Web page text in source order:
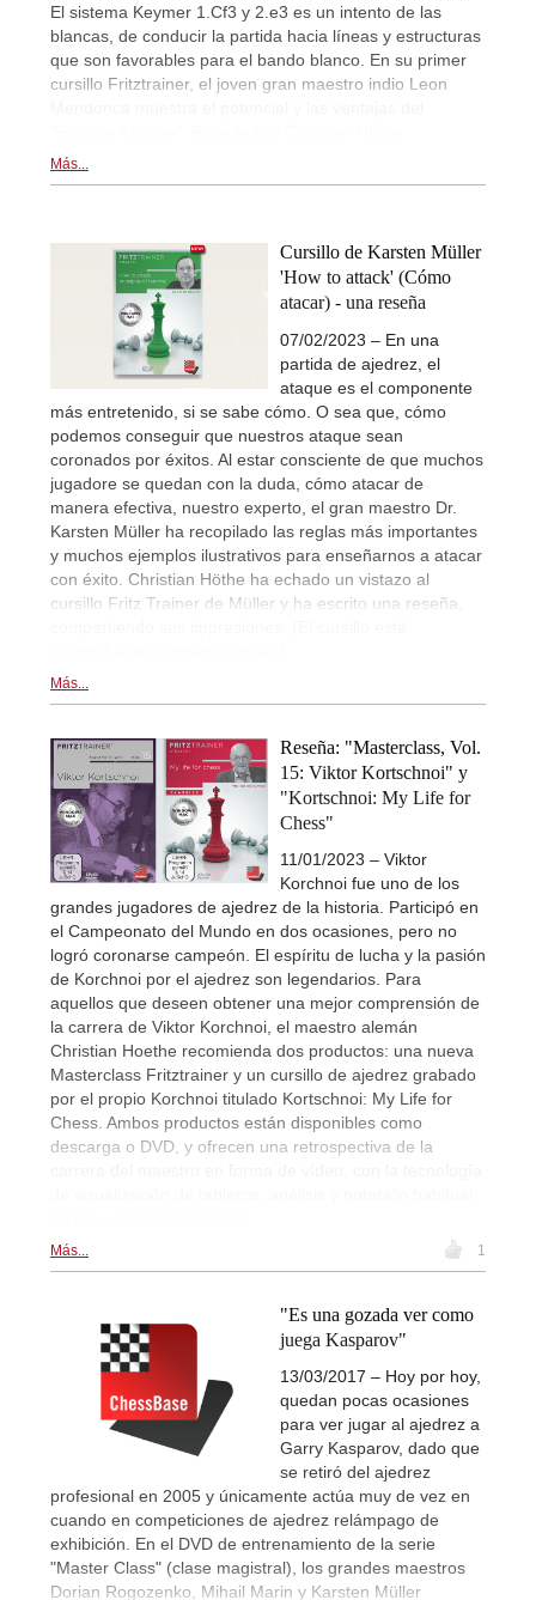
El sistema Keymer 1.Cf3 y 2.e3 es un intento de las
blancas, de conducir la partida hacia líneas y estructuras
que son favorables para el bando blanco. En su primer
cursillo Fritztrainer, el joven gran maestro indio Leon
Más...
Cursillo de Karsten Müller
'How to attack' (Cómo
atacar) - una reseña
07/02/2023 – En una
partida de ajedrez, el
ataque es el componente
más entretenido, si se sabe cómo. O sea que, cómo
podemos conseguir que nuestros ataque sean
coronados por éxitos. Al estar consciente de que muchos
jugadore se quedan con la duda, cómo atacar de
manera efectiva, nuestro experto, el gran maestro Dr.
Karsten Müller ha recopilado las reglas más importantes
y muchos ejemplos ilustrativos para enseñarnos a atacar
con éxito. Christian Höthe ha echado un vistazo al
cursillo Fritz Trainer de Müller y ha escrito una reseña,
Más...
Reseña: "Masterclass, Vol.
15: Viktor Kortschnoi" y
"Kortschnoi: My Life for
Chess"
11/01/2023 – Viktor
Korchnoi fue uno de los
grandes jugadores de ajedrez de la historia. Participó en
el Campeonato del Mundo en dos ocasiones, pero no
logró coronarse campeón. El espíritu de lucha y la pasión
de Korchnoi por el ajedrez son legendarios. Para
aquellos que deseen obtener una mejor comprensión de
la carrera de Viktor Korchnoi, el maestro alemán
Christian Hoethe recomienda dos productos: una nueva
Masterclass Fritztrainer y un cursillo de ajedrez grabado
por el propio Korchnoi titulado Kortschnoi: My Life for
Chess. Ambos productos están disponibles como
descarga o DVD, y ofrecen una retrospectiva de la
Más... 1
"Es una gozada ver como
juega Kasparov"
13/03/2017 – Hoy por hoy,
quedan pocas ocasiones
para ver jugar al ajedrez a
Garry Kasparov, dado que
se retiró del ajedrez
profesional en 2005 y únicamente actúa muy de vez en
cuando en competiciones de ajedrez relámpago de
exhibición. En el DVD de entrenamiento de la serie
"Master Class" (clase magistral), los grandes maestros
Dorian Rogozenko, Mihail Marin y Karsten Müller